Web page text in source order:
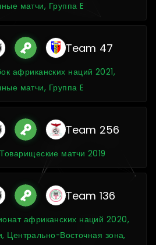
матчи, Группа E
Team 47
африканских наций 2021,
матчи, Группа E
Team 256
Товарищеские матчи 2019
Team 136
африканских наций 2020,
Центрально-Восточная зона,